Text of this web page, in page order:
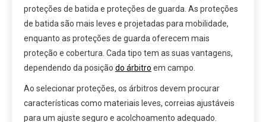
proteções de batida e proteções de guarda. As proteções
de batida são mais leves e projetadas para mobilidade,
enquanto as proteções de guarda oferecem mais
proteção e cobertura. Cada tipo tem as suas vantagens,
dependendo da posição do árbitro em campo.
Ao selecionar proteções, os árbitros devem procurar
características como materiais leves, correias ajustáveis
para um ajuste seguro e acolchoamento adequado.